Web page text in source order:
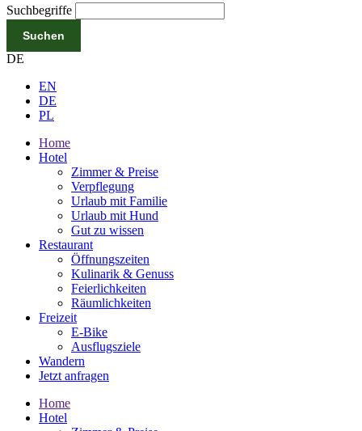
Suchbegriffe
Suchen
DE
EN
DE
PL
Home
Hotel
Zimmer & Preise
Verpflegung
Urlaub mit Familie
Urlaub mit Hund
Gut zu wissen
Restaurant
Öffnungszeiten
Kulinarik & Genuss
Feierlichkeiten
Räumlichkeiten
Freizeit
E-Bike
Ausflugsziele
Wandern
Jetzt anfragen
Home
Hotel